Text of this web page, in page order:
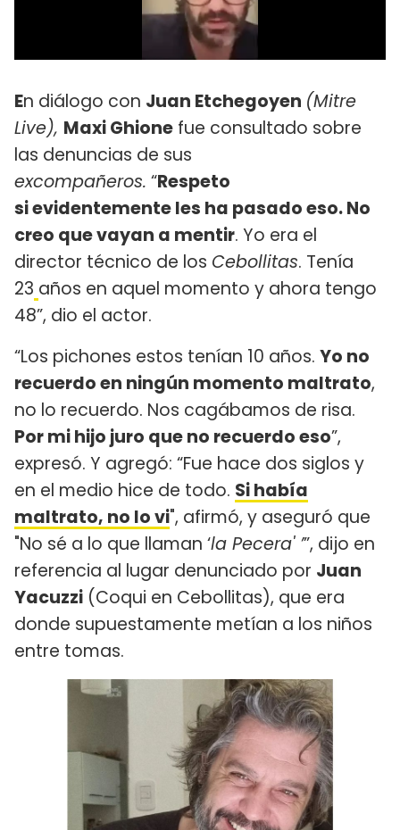
En diálogo con Juan Etchegoyen (Mitre
Live), Maxi Ghione fue consultado sobre
las denuncias de sus
excompañeros. “Respeto
si evidentemente les ha pasado eso. No
creo que vayan a mentir. Yo era el
director técnico de los Cebollitas. Tenía
23 años en aquel momento y ahora tengo
48”, dio el actor.
“Los pichones estos tenían 10 años. Yo no
recuerdo en ningún momento maltrato,
no lo recuerdo. Nos cagábamos de risa.
Por mi hijo juro que no recuerdo eso”,
expresó. Y agregó: “Fue hace dos siglos y
en el medio hice de todo. Si había
maltrato, no lo vi", afirmó, y aseguró que
"No sé a lo que llaman ‘la Pecera' ’”, dijo en
referencia al lugar denunciado por Juan
Yacuzzi (Coqui en Cebollitas), que era
donde supuestamente metían a los niños
entre tomas.